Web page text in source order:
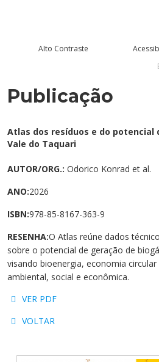
aqui
de ingresso
Univates
Presencial
Crie
de Idiomas
Médicas
Conosco
e Inovação
- Inovates
e Projetos de
Abertos à Comunidade
Pedagógica Externa
e Lazer
Univates
Culturais
& Você - Comunidade
Gustavo Adolfo
Alto Contraste
Publicação
Atlas dos resíduos e do potencial
Vale do Taquari
AUTOR/ORG.: Odorico Konrad et al.
ANO:2026
ISBN:978-85-8167-363-9
RESENHA:O Atlas reúne dados
sobre o potencial de geração de
visando bioenergia, economia
ambiental, social e econômica.
VER PDF
VOLTAR